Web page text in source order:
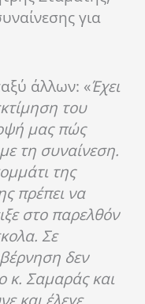
για
άλλων: «Έχει
του
μας πώς
τη συναίνεση.
της
πρέπει να
στο παρελθόν
Σε
δεν
κ. Σαμαράς και